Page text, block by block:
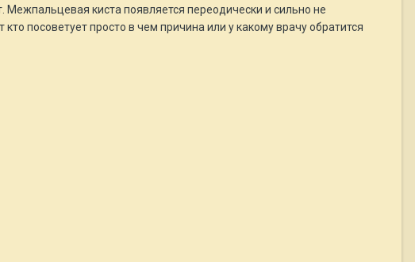
киста появляется переодически и сильно не
посоветует просто в чем причина или у какому врачу обратится